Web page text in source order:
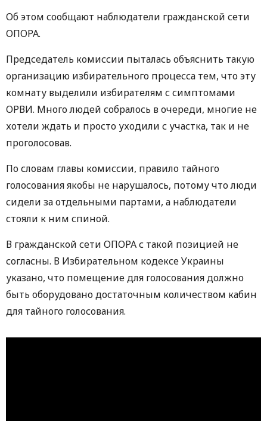
Об этом сообщают наблюдатели гражданской сети
ОПОРА.
Председатель комиссии пыталась объяснить такую
организацию избирательного процесса тем, что эту
комнату выделили избирателям с симптомами
ОРВИ. Много людей собралось в очереди, многие не
хотели ждать и просто уходили с участка, так и не
проголосовав.
По словам главы комиссии, правило тайного
голосования якобы не нарушалось, потому что люди
сидели за отдельными партами, а наблюдатели
стояли к ним спиной.
В гражданской сети ОПОРА с такой позицией не
согласны. В Избирательном кодексе Украины
указано, что помещение для голосования должно
быть оборудовано достаточным количеством кабин
для тайного голосования.